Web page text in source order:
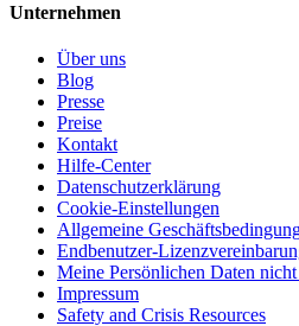
Unternehmen
Über uns
Blog
Presse
Preise
Kontakt
Hilfe-Center
Datenschutzerklärung
Cookie-Einstellungen
Allgemeine
Endbenutzer-
Meine Persönlichen Daten
Impressum
Safety and Crisis Resources